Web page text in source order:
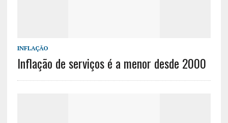
INFLAÇÃO
Inflação de serviços é a menor desde 2000